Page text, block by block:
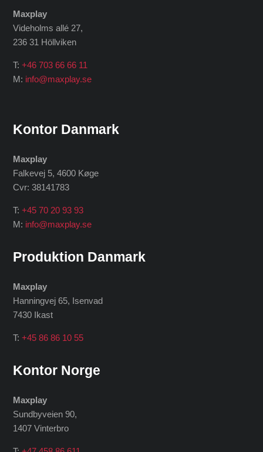
Maxplay
Videholms allé 27,
236 31 Höllviken
T:+46 703 66 66 11
M: info@maxplay.se
Kontor Danmark
Maxplay
Falkevej 5, 4600 Køge
Cvr: 38141783
T:+45 70 20 93 93
M: info@maxplay.se
Produktion Danmark
Maxplay
Hanningvej 65, Isenvad
7430 Ikast
T:+45 86 86 10 55
Kontor Norge
Maxplay
Sundbyveien 90,
1407 Vinterbro